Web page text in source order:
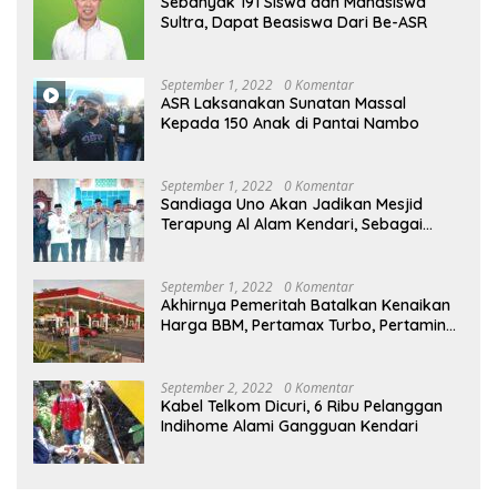
Sultra, Dapat Beasiswa Dari Be-ASR
September 1, 2022 0 Komentar
ASR Laksanakan Sunatan Massal
Kepada 150 Anak di Pantai Nambo
September 1, 2022 0 Komentar
Sandiaga Uno Akan Jadikan Mesjid
Terapung Al Alam Kendari, Sebagai
September 1, 2022 0 Komentar
Akhirnya Pemeritah Batalkan Kenaikan
Harga BBM, Pertamax Turbo, Pertamina
September 2, 2022 0 Komentar
Kabel Telkom Dicuri, 6 Ribu Pelanggan
Indihome Alami Gangguan Kendari